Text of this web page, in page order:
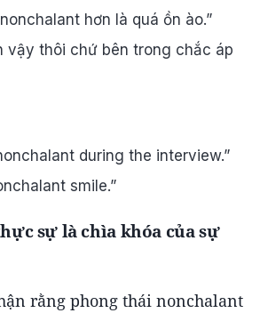
hơn là quá ồn ào.”
vậy thôi chứ bên trong chắc áp
during the interview.”
smile.”
sự là chìa khóa của sự
rằng phong thái nonchalant